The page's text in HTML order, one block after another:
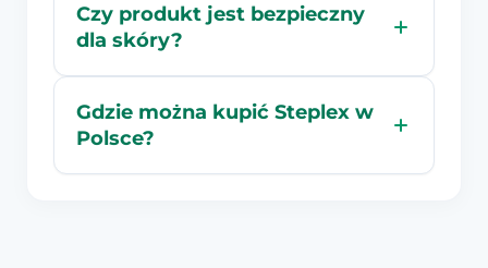
Czy produkt jest bezpieczny
dla skóry?
Gdzie można kupić Steplex w
Polsce?